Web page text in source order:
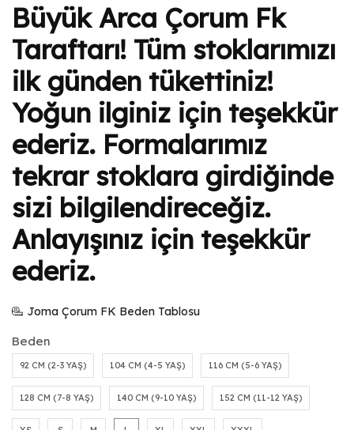
Büyük Arca Çorum Fk
Taraftarı! Tüm stoklarımızı
ilk günden tükettiniz!
Yoğun ilginiz için teşekkür
ederiz. Formalarımız
tekrar stoklara girdiğinde
sizi bilgilendireceğiz.
Anlayışınız için teşekkür
ederiz.
Joma Çorum FK Beden Tablosu
Beden
92 CM (2-3 YAŞ) 104 CM (4-5 YAŞ) 116 CM (5-6 YAŞ)
128 CM (7-8 YAŞ) 140 CM (9-10 YAŞ) 152 CM (11-12 YAŞ)